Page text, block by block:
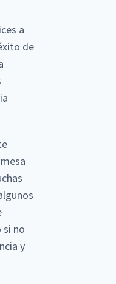
a
de
si no
y